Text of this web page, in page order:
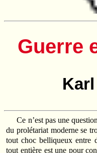
Guerre
Ce n’est pas une
du prolétariat moderne se
tout choc belliqueux entre
tout entière est une pour